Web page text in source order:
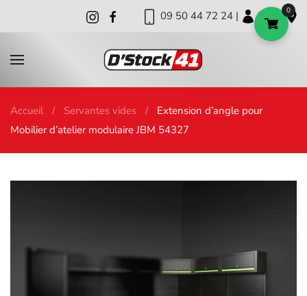
09 50 44 72 24 | | |
Accueil Servantes vides
Extension d’angle pour
Mobilier d’atelier modulaire JBM 54327
0